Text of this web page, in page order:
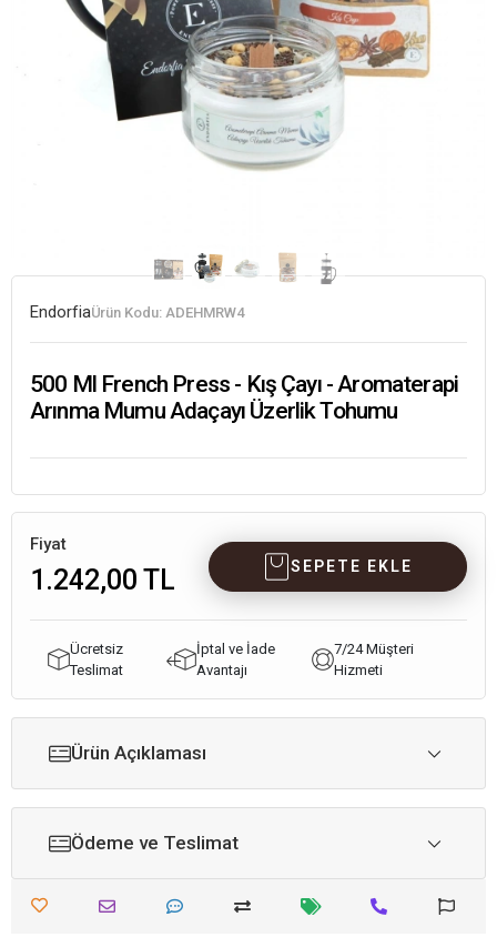
EndorfiaÜrün Kodu: ADEHMRW4
500 Ml French Press - Kış Çayı - Aromaterapi
Arınma Mumu Adaçayı Üzerlik Tohumu
Fiyat
1.242,00 TL SEPETE EKLE
Ücretsiz
Teslimat
İptal ve İade
Avantajı
7/24 Müşteri
Hizmeti
Ürün Açıklaması
Ödeme ve Teslimat